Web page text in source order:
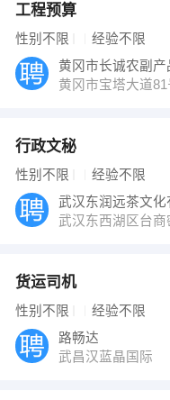
工程预算
性别不限 经验不限
黄冈市宝塔大道
行政文秘
性别不限 经验不限
武汉东润远茶文化
武汉东西湖区台
货运司机
性别不限 经验不限
路畅达
武昌汉蓝晶国际